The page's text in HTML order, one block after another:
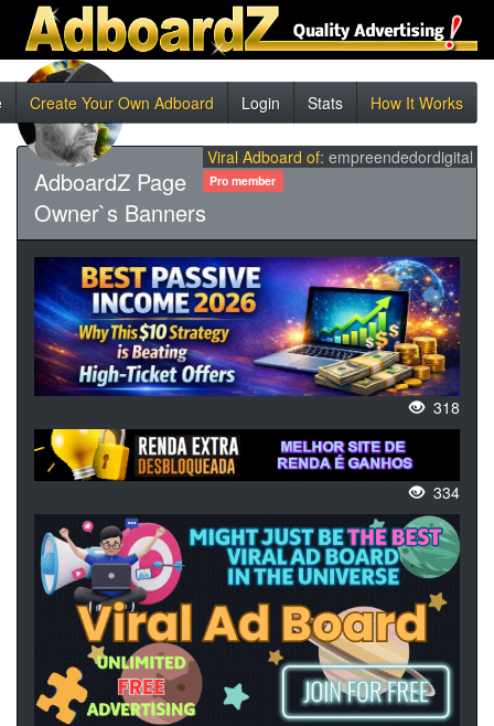
Create Your Own Adboard Login Stats How It Works
Viral Adboard of: empreendedordigital
Pro member
AdboardZ Page
Owner`s Banners
318
334